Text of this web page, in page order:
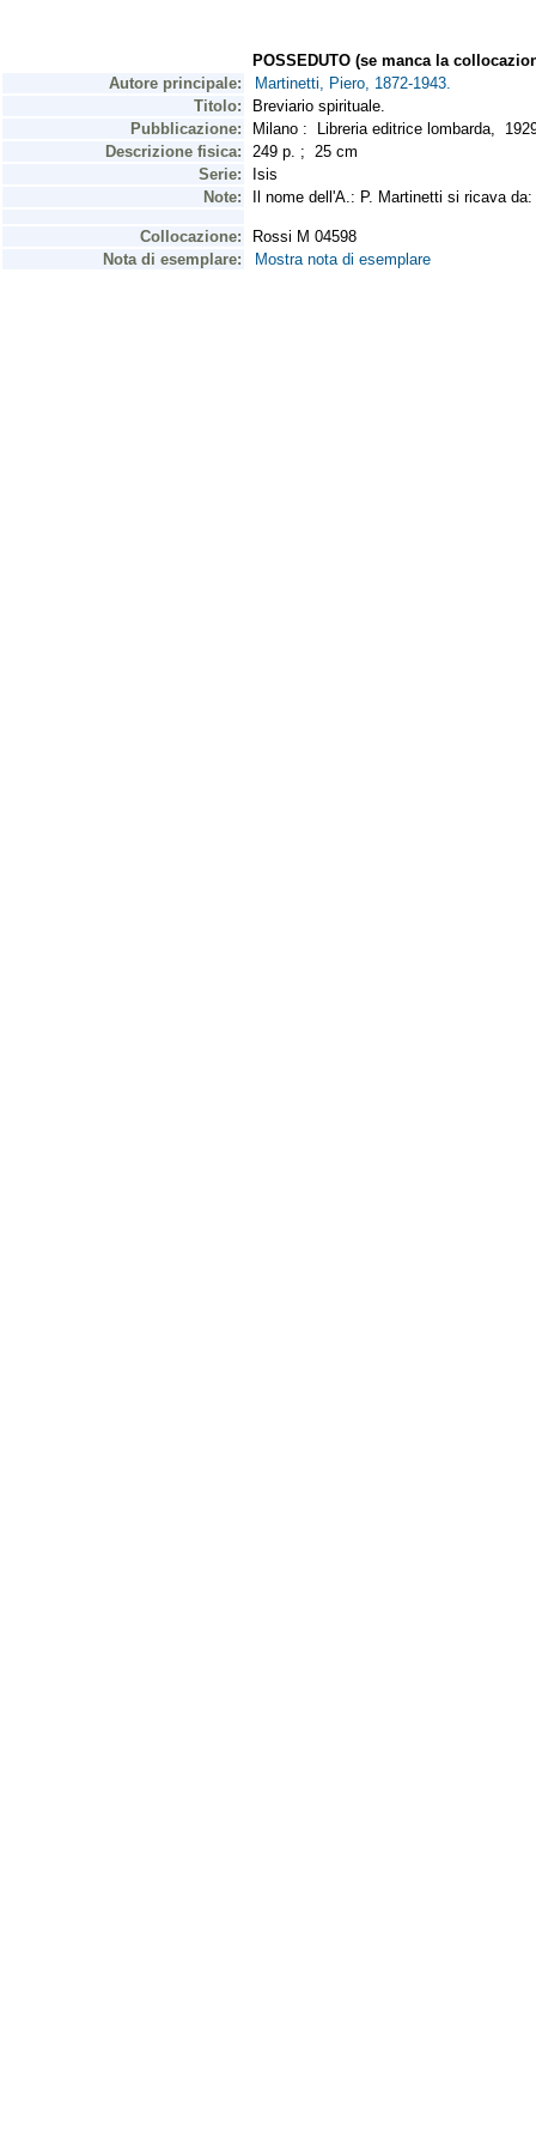
POSSEDUTO (se manca la
Autore principale:
Martinetti, Piero, 1872-1943.
Titolo:
Breviario spirituale.
Pubblicazione:
Milano : Libreria editrice lombarda,
Descrizione fisica:
249 p. ; 25 cm
Serie:
Isis
Note:
Il nome dell'A.: P. Martinetti si ricava
Collocazione:
Rossi M 04598
Nota di esemplare:
Mostra nota di esemplare